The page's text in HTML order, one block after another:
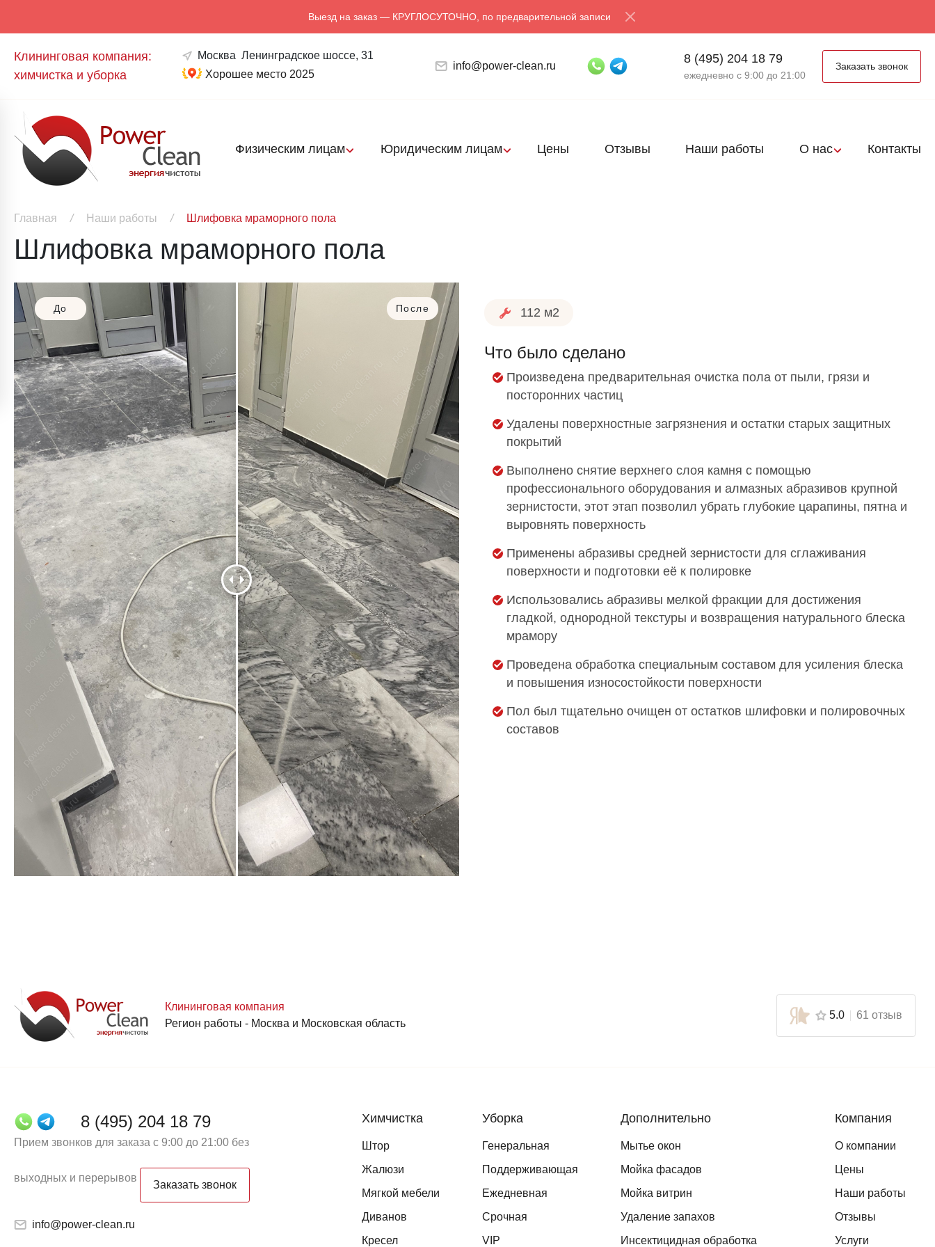
Выезд на заказ — КРУГЛОСУТОЧНО, по предварительной записи
Клининговая компания:
химчистка и уборка
Москва Ленинградское шоссе, 31
Хорошее место 2025
info@power-clean.ru
8 (495) 204 18 79
ежедневно с 9:00 до 21:00
Заказать звонок
Физическим лицам Юридическим лицам Цены Отзывы Наши работы О нас Контакты
Главная / Наши работы / Шлифовка мраморного пола
Шлифовка мраморного пола
112 м2
Что было сделано
Произведена предварительная очистка пола от пыли, грязи и
посторонних частиц
Удалены поверхностные загрязнения и остатки старых защитных
покрытий
Выполнено снятие верхнего слоя камня с помощью
профессионального оборудования и алмазных абразивов крупной
зернистости, этот этап позволил убрать глубокие царапины, пятна и
выровнять поверхность
Применены абразивы средней зернистости для сглаживания
поверхности и подготовки её к полировке
Использовались абразивы мелкой фракции для достижения
гладкой, однородной текстуры и возвращения натурального блеска
мрамору
Проведена обработка специальным составом для усиления блеска
и повышения износостойкости поверхности
Пол был тщательно очищен от остатков шлифовки и полировочных
составов
Клининговая компания
Регион работы - Москва и Московская область
5.0 61 отзыв
8 (495) 204 18 79
Прием звонков для заказа с 9:00 до 21:00 без
выходных и перерывов
Заказать звонок
info@power-clean.ru
Химчистка
Штор
Жалюзи
Мягкой мебели
Диванов
Кресел
Уборка
Генеральная
Поддерживающая
Ежедневная
Срочная
VIP
Дополнительно
Мытье окон
Мойка фасадов
Мойка витрин
Удаление запахов
Инсектицидная обработка
Компания
О компании
Цены
Наши работы
Отзывы
Услуги